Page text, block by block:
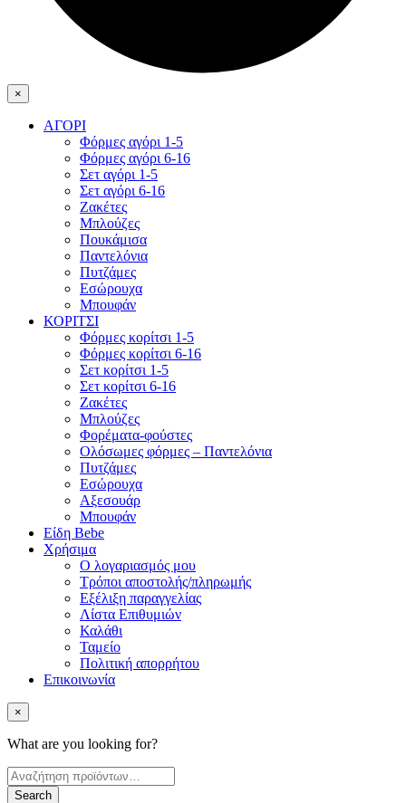
×
ΑΓΟΡΙ
Φόρμες αγόρι 1-5
Φόρμες αγόρι 6-16
Σετ αγόρι 1-5
Σετ αγόρι 6-16
Ζακέτες
Μπλούζες
Πουκάμισα
Παντελόνια
Πυτζάμες
Εσώρουχα
Μπουφάν
ΚΟΡΙΤΣΙ
Φόρμες κορίτσι 1-5
Φόρμες κορίτσι 6-16
Σετ κορίτσι 1-5
Σετ κορίτσι 6-16
Ζακέτες
Μπλούζες
Φορέματα-φούστες
Ολόσωμες φόρμες – Παντελόνια
Πυτζάμες
Εσώρουχα
Αξεσουάρ
Μπουφάν
Είδη Bebe
Χρήσιμα
Ο λογαριασμός μου
Τρόποι αποστολής/πληρωμής
Εξέλιξη παραγγελίας
Λίστα Επιθυμιών
Καλάθι
Ταμείο
Πολιτική απορρήτου
Επικοινωνία
×
What are you looking for?